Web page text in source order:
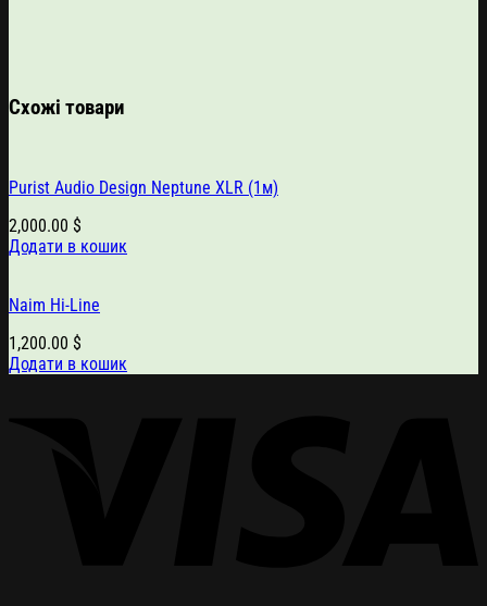
Схожі товари
Purist Audio Design Neptune XLR (1м)
2,000.00 $
Додати в кошик
Naim Hi-Line
1,200.00 $
Додати в кошик